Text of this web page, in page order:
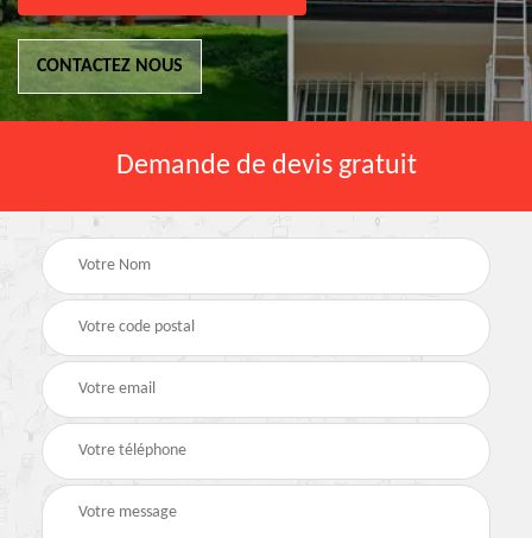
CONTACTEZ NOUS
Demande de devis gratuit